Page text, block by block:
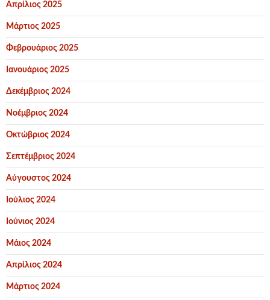
Απρίλιος 2025
Μάρτιος 2025
Φεβρουάριος 2025
Ιανουάριος 2025
Δεκέμβριος 2024
Νοέμβριος 2024
Οκτώβριος 2024
Σεπτέμβριος 2024
Αύγουστος 2024
Ιούλιος 2024
Ιούνιος 2024
Μάιος 2024
Απρίλιος 2024
Μάρτιος 2024